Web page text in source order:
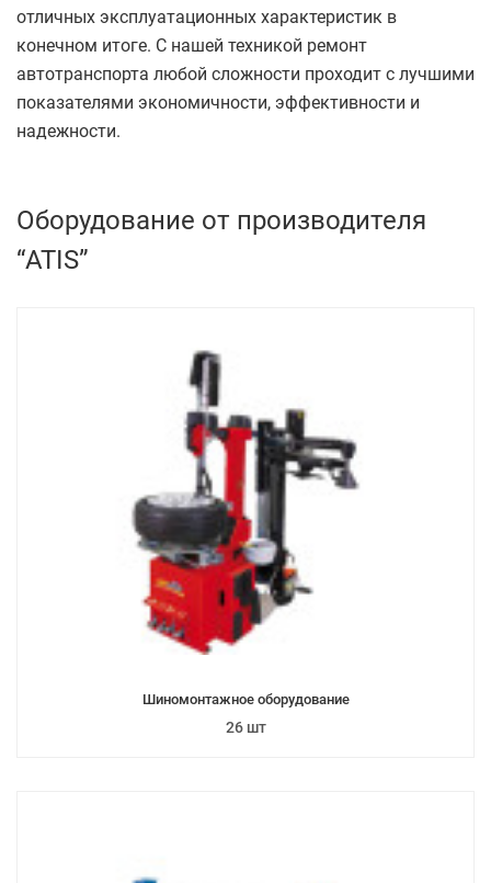
отличных эксплуатационных характеристик в
конечном итоге. С нашей техникой ремонт
автотранспорта любой сложности проходит с лучшими
показателями экономичности, эффективности и
надежности.
Оборудование от производителя
“ATIS”
Шиномонтажное оборудование
26 шт